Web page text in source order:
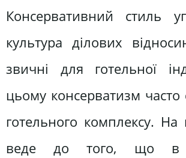
Консервативний стиль
культура ділових
звичні для готельної
цьому консерватизм часто
готельного комплексу. На
веде до того, що в